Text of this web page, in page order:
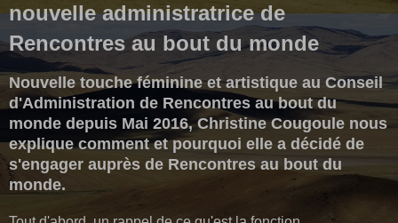
nouvelle administratrice de
Rencontres au bout du monde
Nouvelle touche féminine et artistique au Conseil
d'Administration de Rencontres au bout du
monde depuis Mai 2016, Christine Cougoule nous
explique comment et pourquoi elle a décidé de
s'engager auprès de Rencontres au bout du
monde.